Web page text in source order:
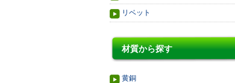
リベット
材質から探す
黄銅